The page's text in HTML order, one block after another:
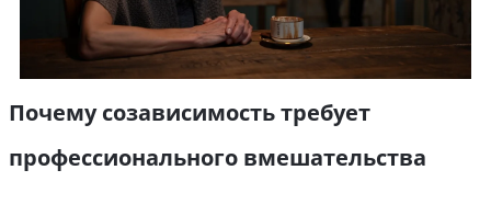
Почему созависимость требует
профессионального вмешательства